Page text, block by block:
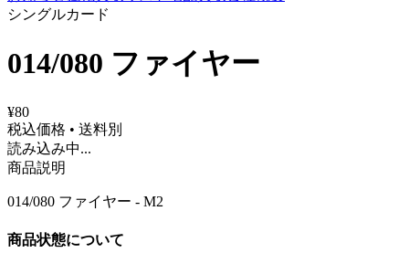
シングルカード
014/080 ファイヤー
¥80
税込価格 • 送料別
読み込み中...
商品説明
014/080 ファイヤー - M2
商品状態について